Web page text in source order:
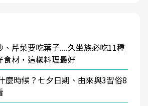
、芹菜要吃葉子....久坐族必吃11種
食材，這樣料理最好
麼時候？七夕日期、由來與3習俗8